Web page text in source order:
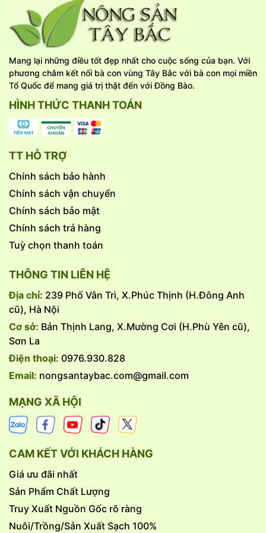
Mang lại những điều tốt đẹp nhất cho cuộc sống của bạn. Với
phương châm kết nối bà con vùng Tây Bắc với bà con mọi miền
Tổ Quốc để mang giá trị thật đến với Đồng Bào.
HÌNH THỨC THANH TOÁN
TT HỖ TRỢ
Chính sách bảo hành
Chính sách vận chuyển
Chính sách bảo mật
Chính sách trả hàng
Tuỳ chọn thanh toán
THÔNG TIN LIÊN HỆ
Địa chỉ: 239 Phố Vân Trì, X.Phúc Thịnh (H.Đông Anh
cũ), Hà Nội
Cơ sở: Bản Thịnh Lang, X.Mường Cơi (H.Phù Yên cũ),
Sơn La
Điện thoại: 0976.930.828
Email: nongsantaybac.com@gmail.com
MẠNG XÃ HỘI
CAM KẾT VỚI KHÁCH HÀNG
Giá ưu đãi nhất
Sản Phẩm Chất Lượng
Truy Xuất Nguồn Gốc rõ ràng
Nuôi/Trồng/Sản Xuất Sạch 100%